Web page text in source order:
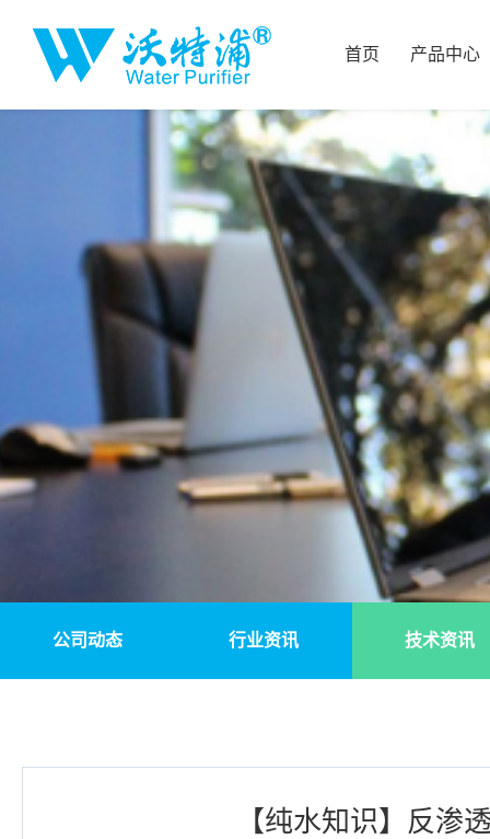
首页 产品中心
公司动态 行业资讯 技术资讯
【纯水知识】反渗